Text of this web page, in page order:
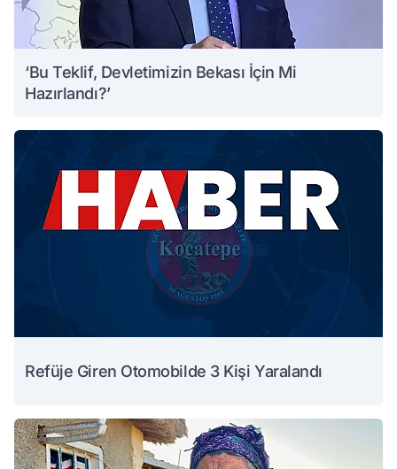
‘Bu Teklif, Devletimizin Bekası İçin Mi
Hazırlandı?’
Refüje Giren Otomobilde 3 Kişi Yaralandı